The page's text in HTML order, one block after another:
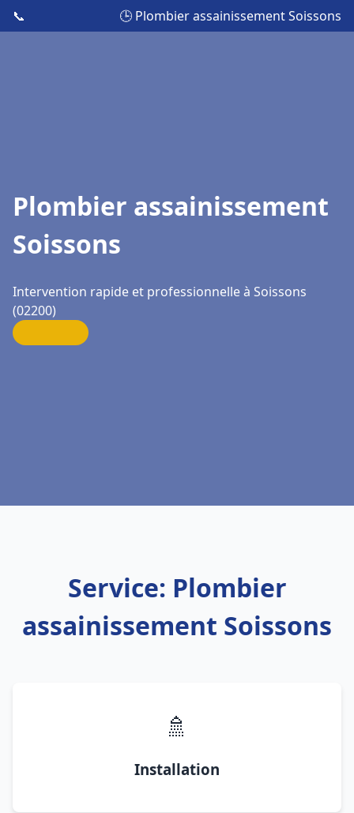
📞 🕒 Plombier assainissement Soissons
Plombier assainissement
Soissons
Intervention rapide et professionnelle à Soissons
(02200)
Service: Plombier
assainissement Soissons
🚿
Installation